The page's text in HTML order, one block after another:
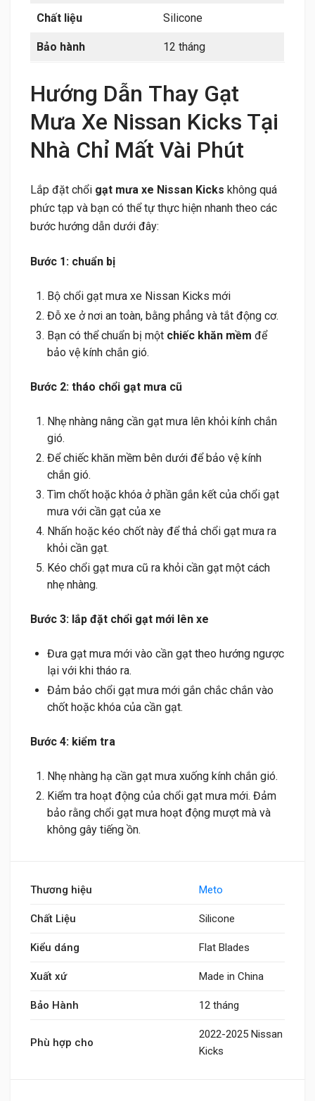
Chất liệu Silicone
Bảo hành 12 tháng
Hướng Dẫn Thay Gạt
Mưa Xe Nissan Kicks Tại
Nhà Chỉ Mất Vài Phút
Lắp đặt chổi gạt mưa xe Nissan Kicks không quá
phức tạp và bạn có thể tự thực hiện nhanh theo các
bước hướng dẫn dưới đây:
Bước 1: chuẩn bị
Bộ chổi gạt mưa xe Nissan Kicks mới
Đỗ xe ở nơi an toàn, bằng phẳng và tắt động cơ.
Bạn có thể chuẩn bị một chiếc khăn mềm để
bảo vệ kính chắn gió.
Bước 2: tháo chổi gạt mưa cũ
Nhẹ nhàng nâng cần gạt mưa lên khỏi kính chắn
gió.
Để chiếc khăn mềm bên dưới để bảo vệ kính
chắn gió.
Tìm chốt hoặc khóa ở phần gắn kết của chổi gạt
mưa với cần gạt của xe
Nhấn hoặc kéo chốt này để thả chổi gạt mưa ra
khỏi cần gạt.
Kéo chổi gạt mưa cũ ra khỏi cần gạt một cách
nhẹ nhàng.
Bước 3: lắp đặt chổi gạt mới lên xe
Đưa gạt mưa mới vào cần gạt theo hướng ngược
lại với khi tháo ra.
Đảm bảo chổi gạt mưa mới gắn chắc chắn vào
chốt hoặc khóa của cần gạt.
Bước 4: kiểm tra
Nhẹ nhàng hạ cần gạt mưa xuống kính chắn gió.
Kiểm tra hoạt động của chổi gạt mưa mới. Đảm
bảo rằng chổi gạt mưa hoạt động mượt mà và
không gây tiếng ồn.
Thương hiệu Meto
Chất Liệu Silicone
Kiểu dáng Flat Blades
Xuất xứ Made in China
Bảo Hành 12 tháng
Phù hợp cho
2022-2025 Nissan
Kicks